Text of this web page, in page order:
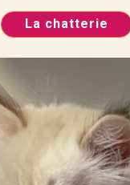
La chatterie